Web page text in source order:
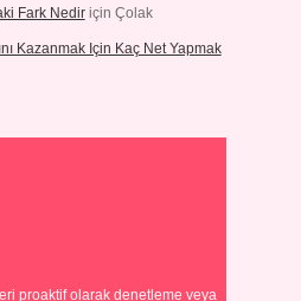
Fark Nediriçin Çolak
Kazanmak Için Kaç Net Yapmak
proaktif olarak denetleme veya